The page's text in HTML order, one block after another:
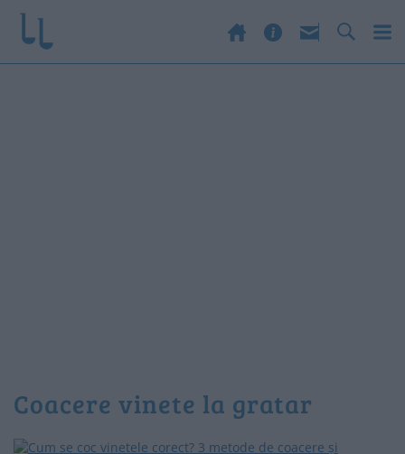
coacere vinete la gratar